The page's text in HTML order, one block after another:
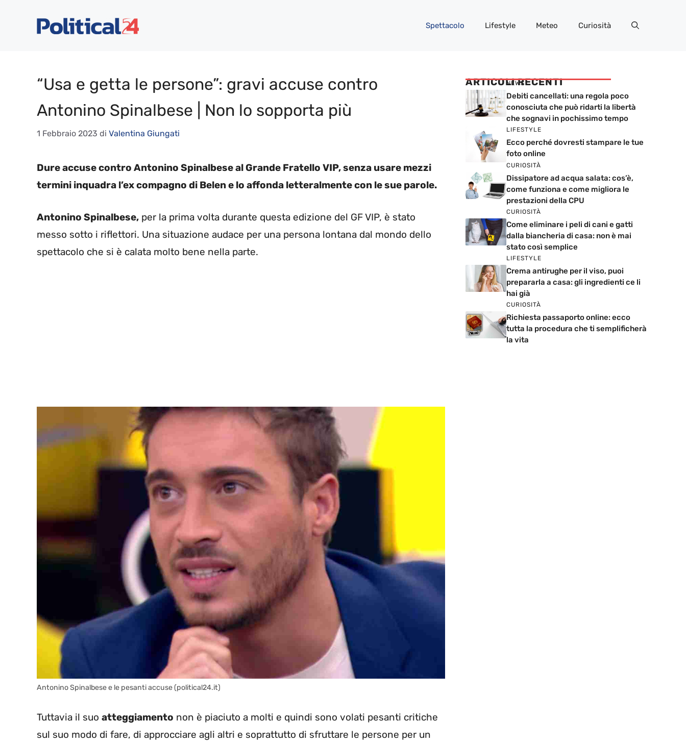
Spettacolo Lifestyle Meteo Curiosità
“Usa e getta le persone”: gravi accuse contro
Antonino Spinalbese | Non lo sopporta più
1 Febbraio 2023 di Valentina Giungati
Dure accuse contro Antonino Spinalbese al Grande Fratello VIP, senza usare mezzi
termini inquadra l’ex compagno di Belen e lo affonda letteralmente con le sue parole.
Antonino Spinalbese, per la prima volta durante questa edizione del GF VIP, è stato
messo sotto i riflettori. Una situazione audace per una persona lontana dal mondo dello
spettacolo che si è calata molto bene nella parte.
Antonino Spinalbese e le pesanti accuse (political24.it)
Tuttavia il suo atteggiamento non è piaciuto a molti e quindi sono volati pesanti critiche
sul suo modo di fare, di approcciare agli altri e soprattutto di sfruttare le persone per un
ARTICOLI RECENTI
NEWS
Debiti cancellati: una regola poco
conosciuta che può ridarti la libertà
che sognavi in pochissimo tempo
LIFESTYLE
Ecco perché dovresti stampare le tue
foto online
CURIOSITÀ
Dissipatore ad acqua salata: cos’è,
come funziona e come migliora le
prestazioni della CPU
CURIOSITÀ
Come eliminare i peli di cani e gatti
dalla biancheria di casa: non è mai
stato così semplice
LIFESTYLE
Crema antirughe per il viso, puoi
prepararla a casa: gli ingredienti ce li
hai già
CURIOSITÀ
Richiesta passaporto online: ecco
tutta la procedura che ti semplificherà
la vita